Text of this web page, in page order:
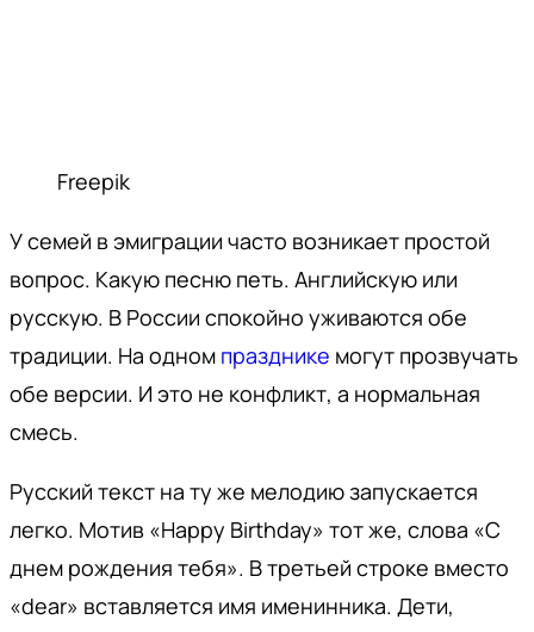
Freepik
У семей в эмиграции часто возникает простой
вопрос. Какую песню петь. Английскую или
русскую. В России спокойно уживаются обе
традиции. На одном празднике могут прозвучать
обе версии. И это не конфликт, а нормальная
смесь.
Русский текст на ту же мелодию запускается
легко. Мотив «Happy Birthday» тот же, слова «С
днем рождения тебя». В третьей строке вместо
«dear» вставляется имя именинника. Дети,